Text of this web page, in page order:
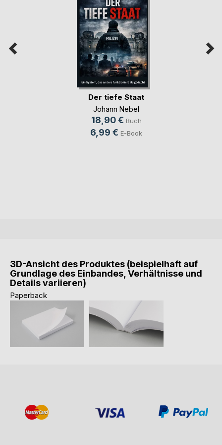
Der tiefe Staat
Johann Nebel
18,90 € Buch
6,99 € E-Book
3D-Ansicht des Produktes (beispielhaft auf
Grundlage des Einbandes, Verhältnisse und
Details variieren)
Paperback